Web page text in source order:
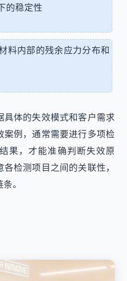
的稳定性
料内部的残余应力分布和
具体的失效模式和客户需求
案例，通常需要进行多项检
果，才能准确判断失效原
检测项目之间的关联性，
。